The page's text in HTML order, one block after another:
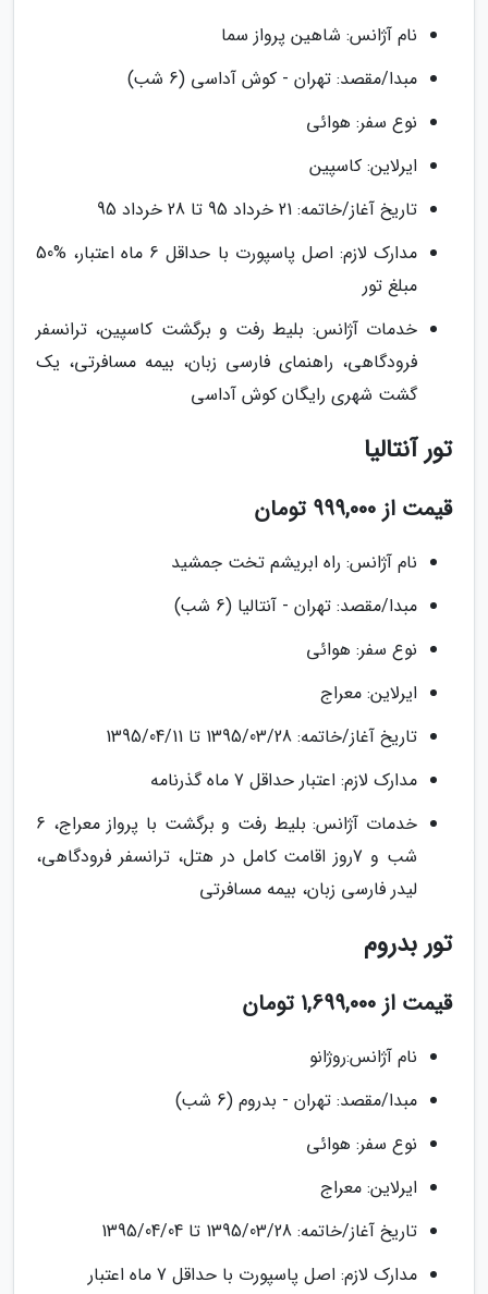
نام آژانس: شاهین پرواز سما
مبدا/مقصد: تهران - کوش آداسی (6 شب)
نوع سفر: هوائی
ایرلاین: کاسپین
تاریخ آغاز/خاتمه: 21 خرداد 95 تا 28 خرداد 95
مدارک لازم: اصل پاسپورت با حداقل 6 ماه اعتبار، %50
مبلغ تور
خدمات آژانس: بلیط رفت و برگشت کاسپین، ترانسفر
فرودگاهی، راهنمای فارسی زبان، بیمه مسافرتی، یک
گشت شهری رایگان کوش آداسی
تور آنتالیا
قیمت از 999,000 تومان
نام آژانس: راه ابریشم تخت جمشید
مبدا/مقصد: تهران - آنتالیا (6 شب)
نوع سفر: هوائی
ایرلاین: معراج
تاریخ آغاز/خاتمه: 1395/03/28 تا 1395/04/11
مدارک لازم: اعتبار حداقل 7 ماه گذرنامه
خدمات آژانس: بلیط رفت و برگشت با پرواز معراج، 6
شب و 7روز اقامت کامل در هتل، ترانسفر فرودگاهی،
لیدر فارسی زبان، بیمه مسافرتی
تور بدروم
قیمت از 1,699,000 تومان
نام آژانس:روژانو
مبدا/مقصد: تهران - بدروم (6 شب)
نوع سفر: هوائی
ایرلاین: معراج
تاریخ آغاز/خاتمه: 1395/03/28 تا 1395/04/04
مدارک لازم: اصل پاسپورت با حداقل 7 ماه اعتبار